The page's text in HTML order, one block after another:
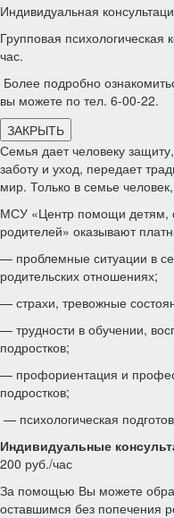
Индивидуальная
Групповая психологическая
час.
Более подробно
вы можете по тел. 6-00-22.
ЗАКРЫТЬ
Семья дает человеку
заботу и уход, передает
мир. Только в семье
МСУ «Центр помощи детям,
родителей» оказывают
— проблемные ситуации в
родительских отношениях;
— страхи, тревожные
— трудности в обучении,
подростков;
— профориентация и
подростков;
— психологическая
Индивидуальные
200 руб./час
За помощью Вы можете
оставшимся без попечения